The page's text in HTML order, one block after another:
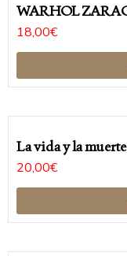
WARHOL
18,00€
La vida y la
20,00€